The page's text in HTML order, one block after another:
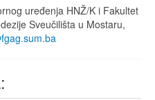
uređenja HNŽ/K i Fakultet
Sveučilišta u Mostaru,